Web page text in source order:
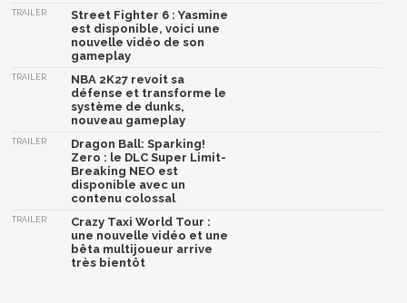
TRAILER
Street Fighter 6 : Yasmine
est disponible, voici une
nouvelle vidéo de son
gameplay
TRAILER
NBA 2K27 revoit sa
défense et transforme le
système de dunks,
nouveau gameplay
TRAILER
Dragon Ball: Sparking!
Zero : le DLC Super Limit-
Breaking NEO est
disponible avec un
contenu colossal
TRAILER
Crazy Taxi World Tour :
une nouvelle vidéo et une
bêta multijoueur arrive
très bientôt